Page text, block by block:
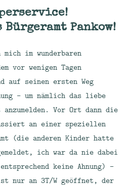
Pankow!
im wunderbaren
vor wenigen Tagen
auf seinen ersten Weg
– um nämlich das liebe
anzumelden. Vor Ort dann die
an einer speziellen
(die anderen Kinder hatte
ich war da nie dabei
keine Ahnung) –
nur an 3T/W geöffnet, der